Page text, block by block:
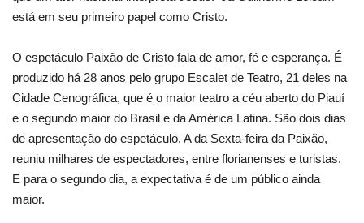
está em seu primeiro papel como Cristo.
O espetáculo Paixão de Cristo fala de amor, fé e esperança. É
produzido há 28 anos pelo grupo Escalet de Teatro, 21 deles na
Cidade Cenográfica, que é o maior teatro a céu aberto do Piauí
e o segundo maior do Brasil e da América Latina. São dois dias
de apresentação do espetáculo. A da Sexta-feira da Paixão,
reuniu milhares de espectadores, entre florianenses e turistas.
E para o segundo dia, a expectativa é de um público ainda
maior.